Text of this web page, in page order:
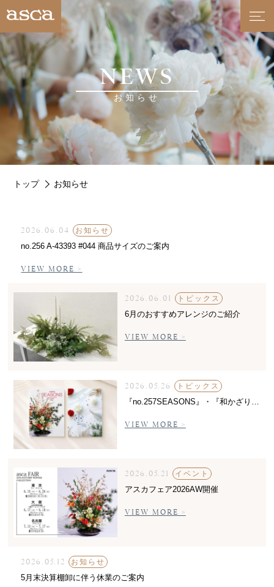
NEWS
お知らせ
トップ お知らせ
2026.06.04 お知らせ
no.256 A-43393 #044 商品サイズのご案内
VIEW MORE >
2026.06.01 トピックス
6月のおすすめアレンジのご紹介
VIEW MORE >
2026.05.26 トピックス
『no.257SEASONS』・『和かざりVOL.05』カタログ発刊
VIEW MORE >
2026.05.21 イベント
アスカフェア2026AW開催
VIEW MORE >
2026.05.12 お知らせ
5月末決算棚卸に伴う休業のご案内